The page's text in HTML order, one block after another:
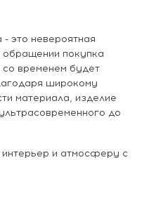
это невероятная
обращении покупка
со временем будет
широкому
материала, изделие
до
и атмосферу с